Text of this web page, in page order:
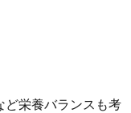
ど栄養バランスも考